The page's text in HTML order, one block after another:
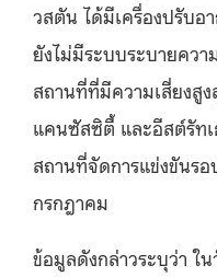
วสตัน ได้มีเครื่องปรับอ
ยังไม่มีระบบระบายคว
สถานที่ที่มีความเสี่ยงสู
แคนซัสซิตี้ และอีสต์รัทเ
สถานที่จัดการแข่งขันร
กรกฎาคม
ข้อมูลดังกล่าวระบุว่า ใ